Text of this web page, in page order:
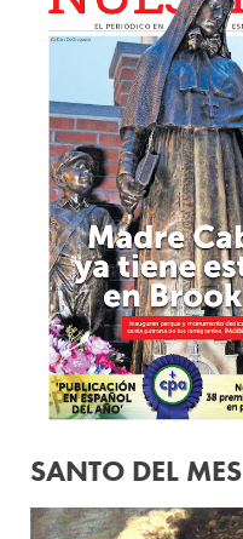
SANTO DEL MES